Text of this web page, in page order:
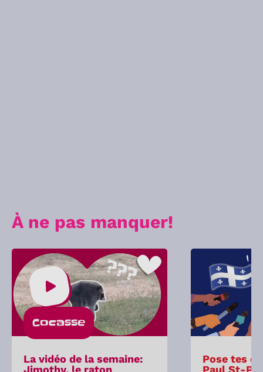
À ne pas manquer!
Cocasse
La vidéo de la semaine:
Jimothy, le raton
Pose tes
Paul St-